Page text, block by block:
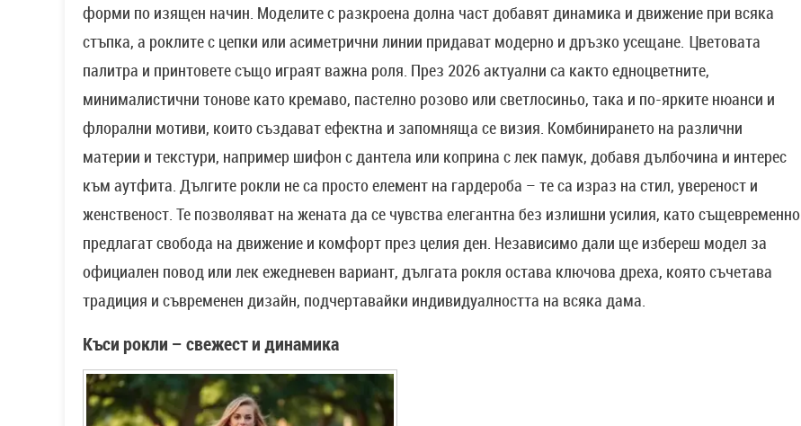
форми по изящен начин. Моделите с разкроена долна част добавят динамика и движение при всяка
стъпка, а роклите с цепки или асиметрични линии придават модерно и дръзко усещане. Цветовата
палитра и принтовете също играят важна роля. През 2026 актуални са както едноцветните,
минималистични тонове като кремаво, пастелно розово или светлосиньо, така и по-ярките нюанси и
флорални мотиви, които създават ефектна и запомняща се визия. Комбинирането на различни
материи и текстури, например шифон с дантела или коприна с лек памук, добавя дълбочина и интерес
към аутфита. Дългите рокли не са просто елемент на гардероба – те са израз на стил, увереност и
женственост. Те позволяват на жената да се чувства елегантна без излишни усилия, като същевременно
предлагат свобода на движение и комфорт през целия ден. Независимо дали ще избереш модел за
официален повод или лек ежедневен вариант, дългата рокля остава ключова дреха, която съчетава
традиция и съвременен дизайн, подчертавайки индивидуалността на всяка дама.
Къси рокли – свежест и динамика